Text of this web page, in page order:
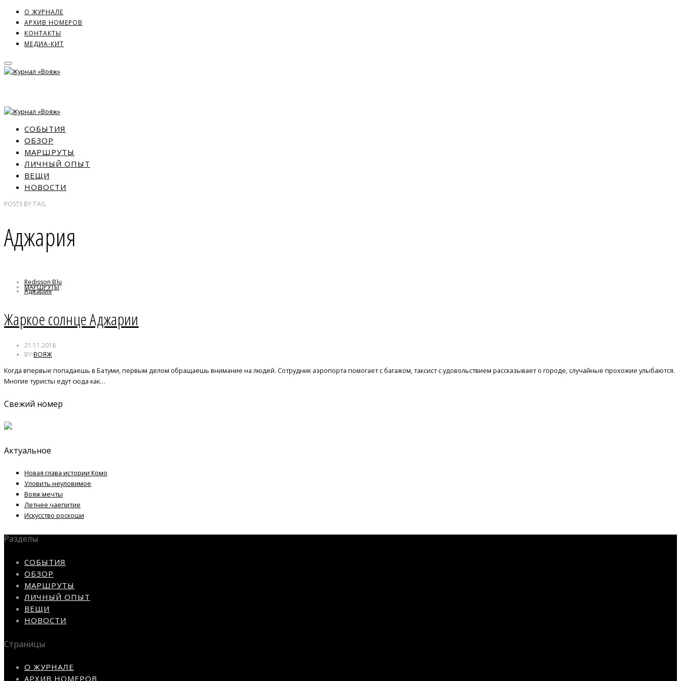
О ЖУРНАЛЕ
АРХИВ НОМЕРОВ
КОНТАКТЫ
МЕДИА-КИТ
СОБЫТИЯ
ОБЗОР
МАРШРУТЫ
ЛИЧНЫЙ ОПЫТ
ВЕЩИ
НОВОСТИ
POSTS BYTAG
Аджария
МАРШРУТЫ
Redisson Blu
Аджария
Жаркое солнце Аджарии
21.11.2018
BYВОЯЖ
Когда впервые попадаешь в Батуми, первым делом обращаешь внимание на людей. Сотрудник аэропорта помогает с багажом, таксист с удовольствием рассказывает о городе, случайные прохожие улыбаются.
Многие туристы едут сюда как…
Свежий номер
Актуальное
Новая глава истории Комо
Уловить неуловимое
Вояж мечты
Летнее чаепитие
Искусство роскоши
Разделы
СОБЫТИЯ
ОБЗОР
МАРШРУТЫ
ЛИЧНЫЙ ОПЫТ
ВЕЩИ
НОВОСТИ
Страницы
О ЖУРНАЛЕ
АРХИВ НОМЕРОВ